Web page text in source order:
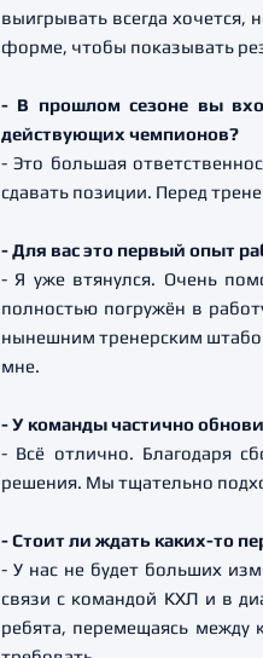
выигрывать всегда хочется,
форме, чтобы показывать
- В прошлом сезоне вы
действующих чемпионов?
- Это большая
сдавать позиции. Перед
- Для вас это первый опыт
- Я уже втянулся. Очень
полностью погружён в
нынешним тренерским
мне.
- У команды частично
- Всё отлично. Благодаря
решения. Мы тщательно
- Стоит ли ждать каких-то
- У нас не будет больших
связи с командой КХЛ и в
ребята, перемещаясь между